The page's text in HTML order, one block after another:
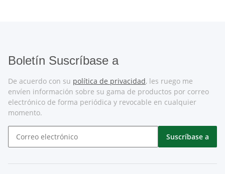
Boletín Suscríbase a
De acuerdo con su política de privacidad, les ruego me
envíen información sobre su gama de productos por correo
electrónico de forma periódica y revocable en cualquier
momento.
Suscríbase a